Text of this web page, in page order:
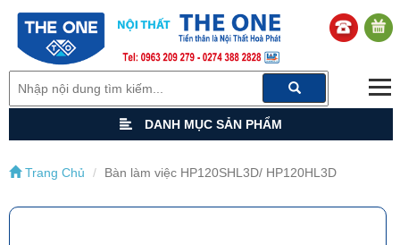
DANH MỤC SẢN PHẨM
Trang Chủ Bàn làm việc HP120SHL3D/ HP120HL3D